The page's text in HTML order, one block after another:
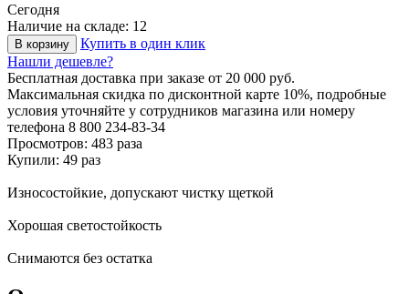
Сегодня
Наличие на складе: 12
В корзину
Купить в один клик
Нашли дешевле?
Бесплатная доставка при заказе от 20 000 руб.
Максимальная скидка по дисконтной карте 10%, подробные
условия уточняйте у сотрудников магазина или номеру
телефона 8 800 234-83-34
Просмотров: 483 раза
Купили: 49 раз
Износостойкие, допускают чистку щеткой
Хорошая светостойкость
Снимаются без остатка